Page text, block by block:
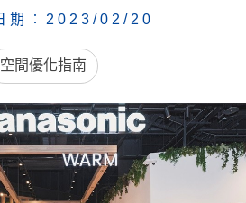
空間優化指南
期︰2023/02/20